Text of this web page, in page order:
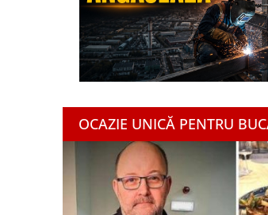
OCAZIE UNICĂ PENTRU